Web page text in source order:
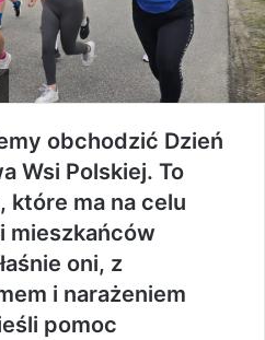
obchodzić Dzień
Wsi Polskiej. To
ma na celu
mieszkańców
oni, z
i narażeniem
pomoc